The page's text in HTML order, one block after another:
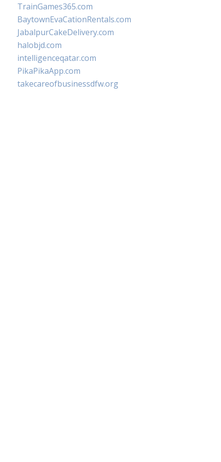
TrainGames365.com
BaytownEvaCationRentals.com
JabalpurCakeDelivery.com
halobjd.com
intelligenceqatar.com
PikaPikaApp.com
takecareofbusinessdfw.org